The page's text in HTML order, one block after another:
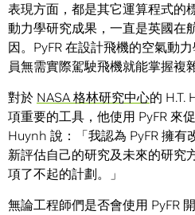
表現方面，都是其它運算程式的
動力學研究成果，一直是英國在
因。PyFR 在設計飛機的空氣動
員無需實際駕駛飛機就能掌握複
對於 NASA 格林研究中心的 H.T.
項重要的工具，他使用 PyFR 來
Huynh 說：「我認為 PyFR 擁有
新評估自己的研究及未來的研究
項了不起的計劃。」
無論工程師們是否會使用 PyFR